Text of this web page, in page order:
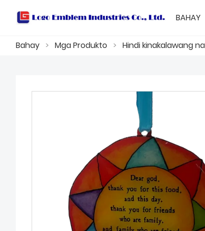
BAHAY
Bahay > Mga Produkto > Hindi kinakalawang